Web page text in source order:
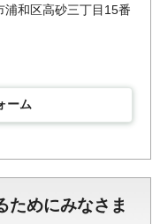
和区高砂三丁目15番
ーム
ためにみなさま